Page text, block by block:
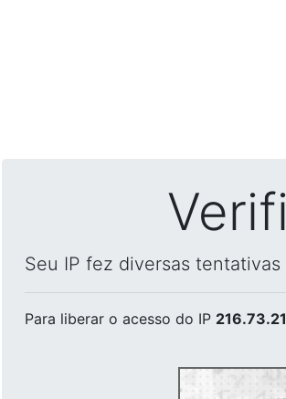
Seu IP fez diversas
Para liberar o acesso do IP